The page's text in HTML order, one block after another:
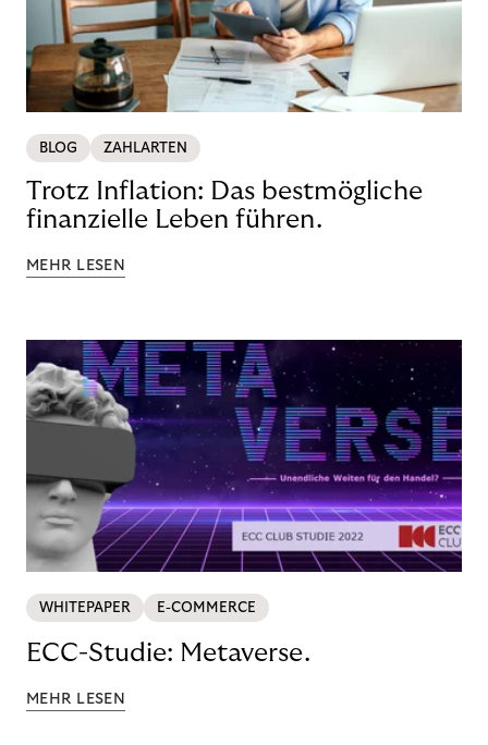
BLOG ZAHLARTEN
Trotz Inflation: Das bestmögliche
finanzielle Leben führen.
MEHR LESEN
WHITEPAPER E-COMMERCE
ECC-Studie: Metaverse.
MEHR LESEN